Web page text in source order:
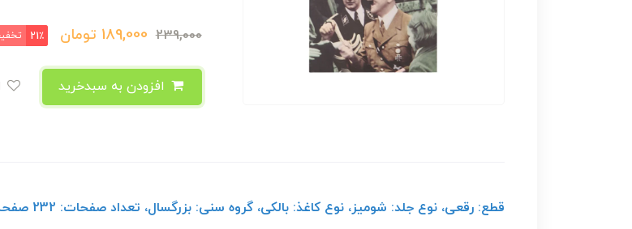
239,000
189,000 تومان 21٪
قطع: رقعی، نوع جلد: شومیز، نوع کاغذ: بالکی، گروه سنی: بزرگسال، تعداد صفحات: 232 صفحه